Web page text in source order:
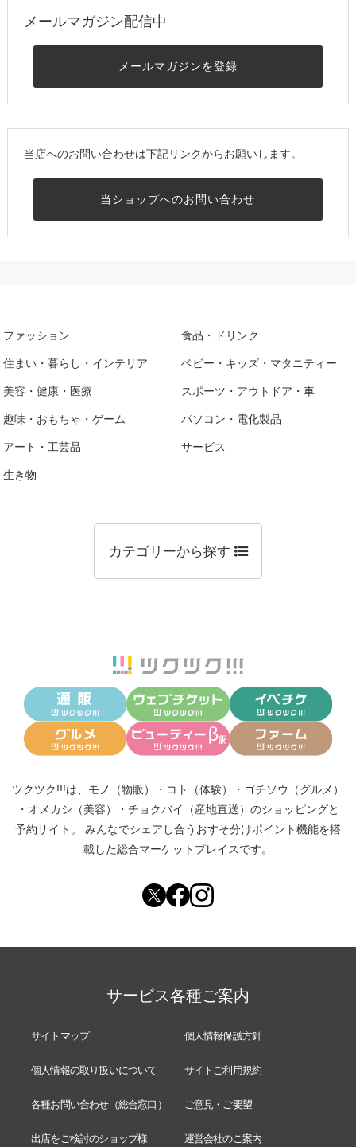
メールマガジン配信中
メールマガジンを登録
当店へのお問い合わせは下記リンクからお願いします。
当ショップへのお問い合わせ
ファッション 食品・ドリンク
住まい・暮らし・インテリア ベビー・キッズ・マタニティー
美容・健康・医療 スポーツ・アウトドア・車
趣味・おもちゃ・ゲーム パソコン・電化製品
アート・工芸品 サービス
生き物
カテゴリーから探す
ツクツク!!!は、 モノ（物販） ・ コト（体験） ・ ゴチソウ（グルメ）
・ オメカシ（美容） ・ チョクバイ（産地直送） のショッピングと
予約サイト。
みんなでシェアし合う おすそ分けポイント機能を搭
載した総合マーケットプレイスです。
サービス各種ご案内
サイトマップ 個人情報保護方針
個人情報の取り扱いについて サイトご利用規約
各種お問い合わせ（総合窓口） ご意見・ご要望
出店をご検討のショップ様 運営会社のご案内